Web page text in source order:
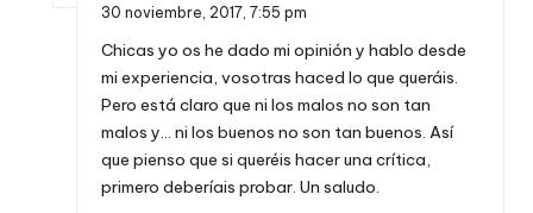
30 noviembre, 2017, 7:55 pm
Chicas yo os he dado mi opinión y hablo desde
mi experiencia, vosotras haced lo que queráis.
Pero está claro que ni los malos no son tan
malos y… ni los buenos no son tan buenos. Así
que pienso que si queréis hacer una crítica,
primero deberíais probar. Un saludo.